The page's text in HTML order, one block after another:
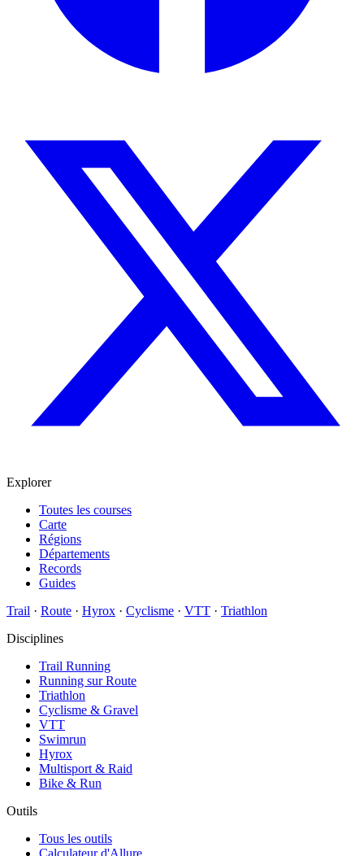
Explorer
Toutes les courses
Carte
Régions
Départements
Records
Guides
Trail · Route · Hyrox · Cyclisme · VTT · Triathlon
Disciplines
Trail Running
Running sur Route
Triathlon
Cyclisme & Gravel
VTT
Swimrun
Hyrox
Multisport & Raid
Bike & Run
Outils
Tous les outils
Calculateur d'Allure